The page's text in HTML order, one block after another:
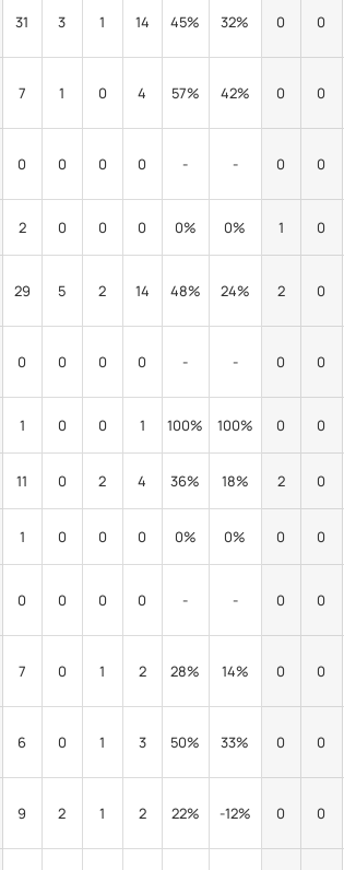
31 3 1 14 45% 32% 0 0
7 1 0 4 57% 42% 0 0
0 0 0 0 - - 0 0
2 0 0 0 0% 0% 1 0
29 5 2 14 48% 24% 2 0
0 0 0 0 - - 0 0
1 0 0 1 100% 100% 0 0
11 0 2 4 36% 18% 2 0
1 0 0 0 0% 0% 0 0
0 0 0 0 - - 0 0
7 0 1 2 28% 14% 0 0
6 0 1 3 50% 33% 0 0
9 2 1 2 22% -12% 0 0